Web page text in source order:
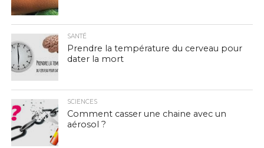
SANTÉ
Prendre la température du cerveau pour
dater la mort
SCIENCES
Comment casser une chaine avec un
aérosol ?